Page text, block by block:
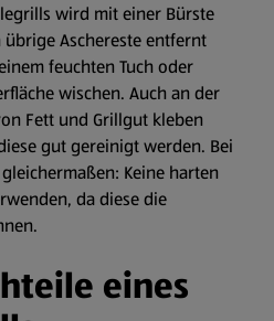
wird mit einer Bürste
Aschereste entfernt
feuchten Tuch oder
wischen. Auch an der
Fett und Grillgut kleben
gut gereinigt werden. Bei
Keine harten
da diese die
eines